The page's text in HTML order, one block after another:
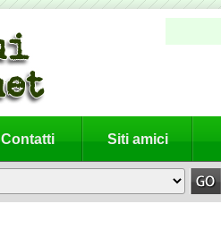
Contatti Siti amici